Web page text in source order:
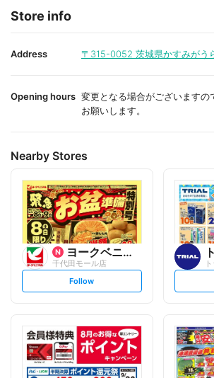
i
t
Store info
Address 〒315-0052 茨城県かすみがう
Opening hours 変更となる場合がございますの
お願いします。
Nearby Stores
ヨークベニマル
千代田モール店
s
o
w
Follow